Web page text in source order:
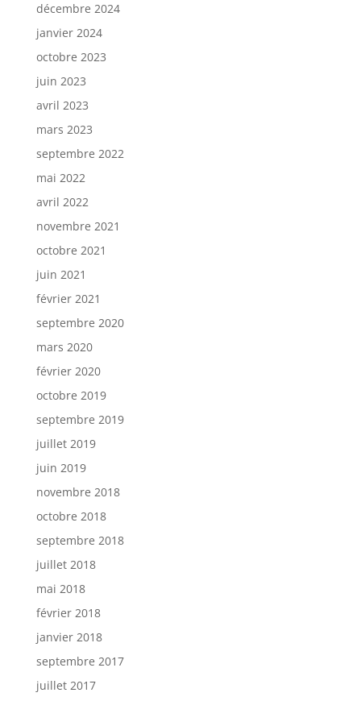
décembre 2024
janvier 2024
octobre 2023
juin 2023
avril 2023
mars 2023
septembre 2022
mai 2022
avril 2022
novembre 2021
octobre 2021
juin 2021
février 2021
septembre 2020
mars 2020
février 2020
octobre 2019
septembre 2019
juillet 2019
juin 2019
novembre 2018
octobre 2018
septembre 2018
juillet 2018
mai 2018
février 2018
janvier 2018
septembre 2017
juillet 2017